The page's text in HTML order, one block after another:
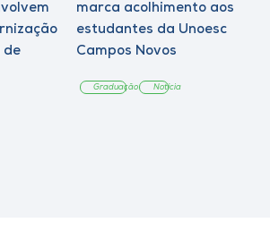
de
marca acolhimento aos
estudantes da Unoesc
Campos Novos
Graduação Notícia